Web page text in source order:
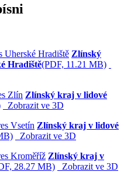
Zlínský
Hradiště(PDF, 11.21 MB)
Zlínský kraj v lidové
Zobrazit ve 3D
Zlínský kraj v lidové
Zobrazit ve 3D
Zlínský kraj v
28.27 MB)
Zobrazit ve 3D